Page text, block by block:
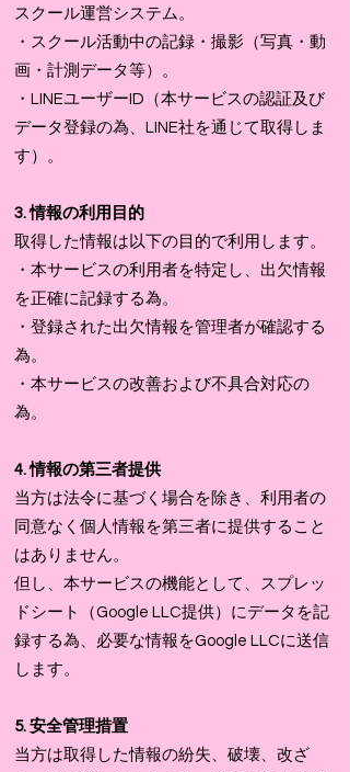
スクール運営システム。
・スクール活動中の記録・撮影（写真・動
画・計測データ等）。
​・LINEユーザーID（本サービスの認証及び
データ登録の為、LINE社を通じて取得しま
す）。​
3. 情報の利用目的
​取得した情報は以下の目的で利用します。
​・本サービスの利用者を特定し、出欠情報
を正確に記録する為。
​・登録された出欠情報を管理者が確認する
為。
​・本サービスの改善および不具合対応の
為。
4. 情報の第三者提供
​当方は法令に基づく場合を除き、利用者の
同意なく個人情報を第三者に提供すること
はありません。
但し、本サービスの機能として、スプレッ
ドシート（Google LLC提供）にデータを記
録する為、必要な情報をGoogle LLCに送信
します。
5. 安全管理措置
​当方は取得した情報の紛失、破壊、改ざ